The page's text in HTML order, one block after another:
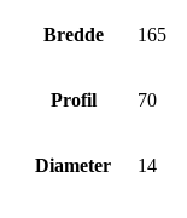
Bredde 165
Profil 70
Diameter 14